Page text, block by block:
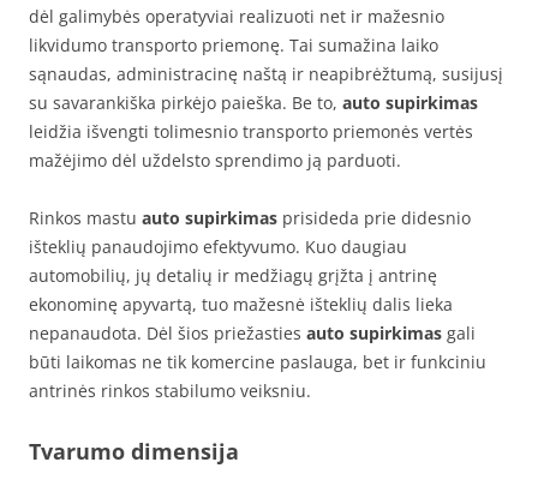
dėl galimybės operatyviai realizuoti net ir mažesnio
likvidumo transporto priemonę. Tai sumažina laiko
sąnaudas, administracinę naštą ir neapibrėžtumą, susijusį
su savarankiška pirkėjo paieška. Be to, auto supirkimas
leidžia išvengti tolimesnio transporto priemonės vertės
mažėjimo dėl uždelsto sprendimo ją parduoti.
Rinkos mastu auto supirkimas prisideda prie didesnio
išteklių panaudojimo efektyvumo. Kuo daugiau
automobilių, jų detalių ir medžiagų grįžta į antrinę
ekonominę apyvartą, tuo mažesnė išteklių dalis lieka
nepanaudota. Dėl šios priežasties auto supirkimas gali
būti laikomas ne tik komercine paslauga, bet ir funkciniu
antrinės rinkos stabilumo veiksniu.
Tvarumo dimensija